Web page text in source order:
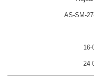
AS-SM-
16-
24-